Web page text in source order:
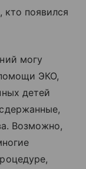
появился
могу
ЭКО,
детей
Возможно,